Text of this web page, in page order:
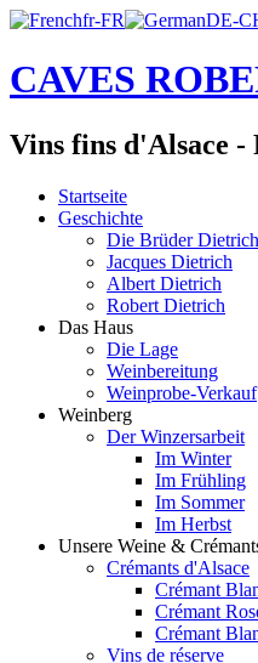
CAVES
Vins fins d'Alsace -
Startseite
Geschichte
Die Brüder Dietrich
Jacques Dietrich
Albert Dietrich
Robert Dietrich
Das Haus
Die Lage
Weinbereitung
Weinprobe-Verkauf
Weinberg
Der Winzersarbeit
Im Winter
Im Frühling
Im Sommer
Im Herbst
Unsere Weine &
Crémants d'Alsace
Crémant
Crémant
Crémant
Vins de réserve